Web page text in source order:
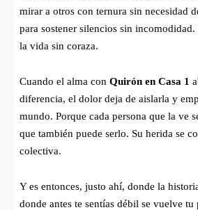
mirar a otros con ternura sin necesidad
para sostener silencios sin
la vida sin coraza.
Cuando el alma con Quirón en Casa 1
diferencia, el dolor deja de aislarla y
mundo. Porque cada persona que la ve
que también puede serlo. Su herida se
colectiva.
Y es entonces, justo ahí, donde la
donde antes te sentías débil se vuelve